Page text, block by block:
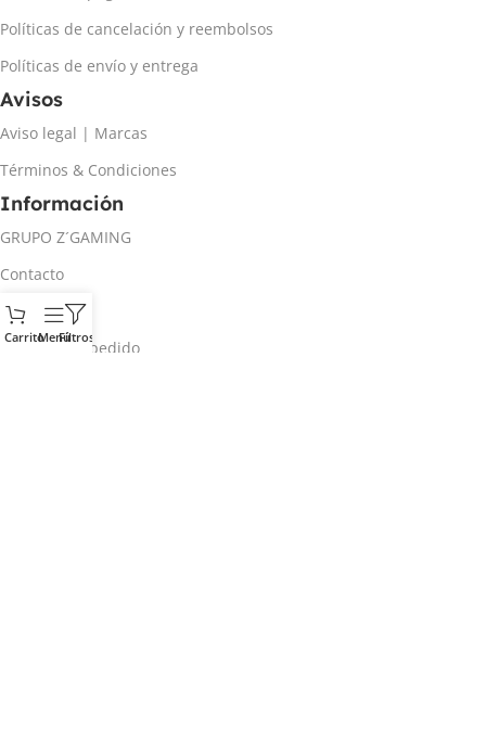
Políticas de cancelación y reembolsos
Políticas de envío y entrega
Avisos
Aviso legal | Marcas
Términos & Condiciones
Información
GRUPO Z´GAMING
Contacto
Mi cuenta
Rastrear mi pedido
CarritoMenúFiltros